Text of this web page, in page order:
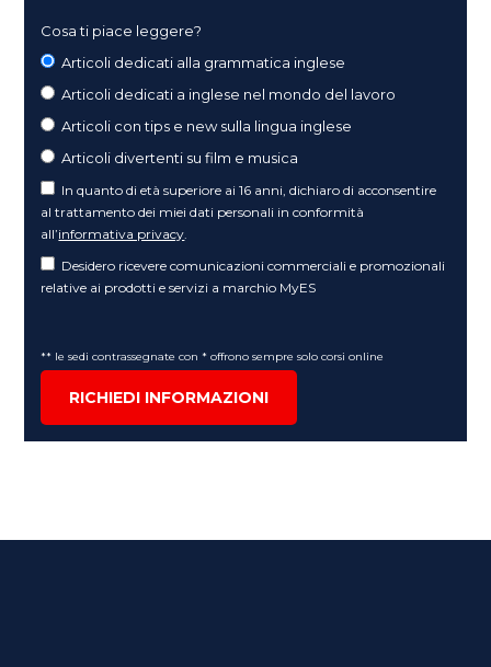
Cosa ti piace leggere?
Articoli dedicati alla grammatica inglese
Articoli dedicati a inglese nel mondo del lavoro
Articoli con tips e new sulla lingua inglese
Articoli divertenti su film e musica
In quanto di età superiore ai 16 anni, dichiaro di acconsentire
al trattamento dei miei dati personali in conformità
all’informativa privacy
Desidero ricevere comunicazioni commerciali e promozionali
relative ai prodotti e servizi a marchio MyES
** le sedi contrassegnate con * offrono sempre solo corsi online
RICHIEDI INFORMAZIONI